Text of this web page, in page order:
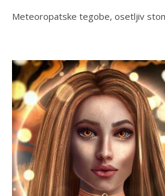
Meteoropatske tegobe, osetljiv